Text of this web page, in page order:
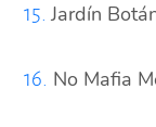
15.Jardín
16. No Mafia